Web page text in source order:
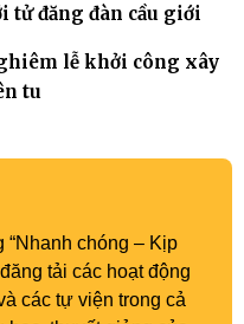
tử đăng đàn cầu giới
lễ khởi công xây
tu
chóng – Kịp
tải các hoạt động
các tự viện trong cả